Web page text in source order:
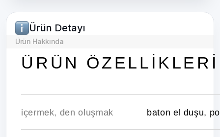
Ürün Detayı
Ürün Hakkında
ÜRÜN ÖZELLİKLERİ
içermek, den oluşmak baton el duşu,